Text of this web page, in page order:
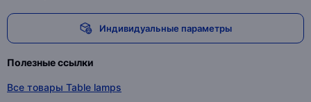
Индивидуальные параметры
Полезные ссылки
Все товары Table lamps